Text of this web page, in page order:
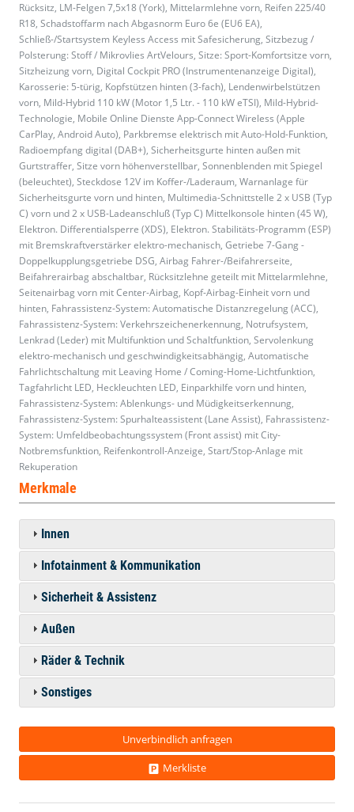
Rücksitz, LM-Felgen 7,5x18 (York), Mittelarmlehne vorn, Reifen 225/40
R18, Schadstoffarm nach Abgasnorm Euro 6e (EU6 EA),
Schließ-/Startsystem Keyless Access mit Safesicherung, Sitzbezug /
Polsterung: Stoff / Mikrovlies ArtVelours, Sitze: Sport-Komfortsitze vorn,
Sitzheizung vorn, Digital Cockpit PRO (Instrumentenanzeige Digital),
Karosserie: 5-türig, Kopfstützen hinten (3-fach), Lendenwirbelstützen
vorn, Mild-Hybrid 110 kW (Motor 1,5 Ltr. - 110 kW eTSI), Mild-Hybrid-
Technologie, Mobile Online Dienste App-Connect Wireless (Apple
CarPlay, Android Auto), Parkbremse elektrisch mit Auto-Hold-Funktion,
Radioempfang digital (DAB+), Sicherheitsgurte hinten außen mit
Gurtstraffer, Sitze vorn höhenverstellbar, Sonnenblenden mit Spiegel
(beleuchtet), Steckdose 12V im Koffer-/Laderaum, Warnanlage für
Sicherheitsgurte vorn und hinten, Multimedia-Schnittstelle 2 x USB (Typ
C) vorn und 2 x USB-Ladeanschluß (Typ C) Mittelkonsole hinten (45 W),
Elektron. Differentialsperre (XDS), Elektron. Stabilitäts-Programm (ESP)
mit Bremskraftverstärker elektro-mechanisch, Getriebe 7-Gang -
Doppelkupplungsgetriebe DSG, Airbag Fahrer-/Beifahrerseite,
Beifahrerairbag abschaltbar, Rücksitzlehne geteilt mit Mittelarmlehne,
Seitenairbag vorn mit Center-Airbag, Kopf-Airbag-Einheit vorn und
hinten, Fahrassistenz-System: Automatische Distanzregelung (ACC),
Fahrassistenz-System: Verkehrszeichenerkennung, Notrufsystem,
Lenkrad (Leder) mit Multifunktion und Schaltfunktion, Servolenkung
elektro-mechanisch und geschwindigkeitsabhängig, Automatische
Fahrlichtschaltung mit Leaving Home / Coming-Home-Lichtfunktion,
Tagfahrlicht LED, Heckleuchten LED, Einparkhilfe vorn und hinten,
Fahrassistenz-System: Ablenkungs- und Müdigkeitserkennung,
Fahrassistenz-System: Spurhalteassistent (Lane Assist), Fahrassistenz-
System: Umfeldbeobachtungssystem (Front assist) mit City-
Notbremsfunktion, Reifenkontroll-Anzeige, Start/Stop-Anlage mit
Rekuperation
Merkmale
Innen
Infotainment & Kommunikation
Sicherheit & Assistenz
Außen
Räder & Technik
Sonstiges
Unverbindlich anfragen
Merkliste